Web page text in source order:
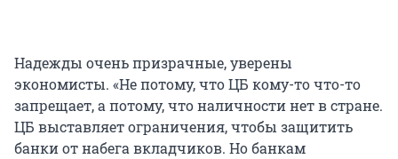
Надежды очень призрачные, уверены
экономисты. «Не потому, что ЦБ кому-то что-то
запрещает, а потому, что наличности нет в стране.
ЦБ выставляет ограничения, чтобы защитить
банки от набега вкладчиков. Но банкам